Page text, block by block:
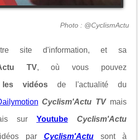
Photo : @CyclismActu
site d'information, et sa
TV, où vous pouvez
les vidéos de l'actualité du
Cyclism'Actu TV mais
sur Youtube Cyclism'Actu
par Cyclism'Actu sont à